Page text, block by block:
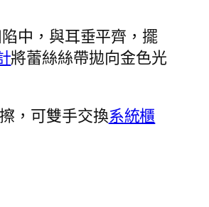
中，與耳垂平齊，擺
將蕾絲絲帶拋向金色光
，可雙手交換系統櫃